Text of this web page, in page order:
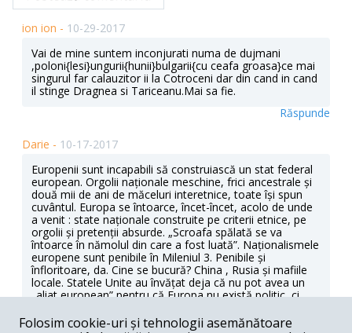
ion ion - 10-29-2017
Vai de mine suntem inconjurati numa de dujmani
,poloni{lesi}ungurii{hunii}bulgarii{cu ceafa groasa}ce mai
singurul far calauzitor ii la Cotroceni dar din cand in cand
il stinge Dragnea si Tariceanu.Mai sa fie.
Răspunde
Darie - 10-17-2017
Europenii sunt incapabili să construiască un stat federal
european. Orgolii naționale meschine, frici ancestrale și
două mii de ani de măceluri interetnice, toate își spun
cuvântul. Europa se întoarce, încet-încet, acolo de unde
a venit : state naționale construite pe criterii etnice, pe
orgolii și pretenții absurde. „Scroafa spălată se va
întoarce în nămolul din care a fost luată”. Naționalismele
europene sunt penibile în Mileniul 3. Penibile și
înfloritoare, da. Cine se bucură? China , Rusia și mafiile
locale. Statele Unite au învățat deja că nu pot avea un
„aliat european” pentru că Europa nu există politic, ci
creștinismul și civilizația lui, dar acesta a fost distrus prin
Folosim cookie-uri și tehnologii asemănătoare